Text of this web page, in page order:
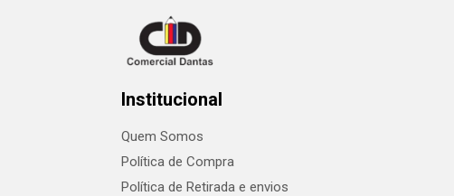
Institucional
Quem Somos
Política de Compra
Política de Retirada e envios